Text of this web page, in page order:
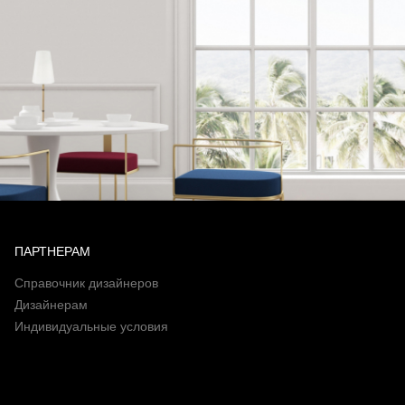
ПАРТНЕРАМ
Справочник дизайнеров
Дизайнерам
Индивидуальные условия